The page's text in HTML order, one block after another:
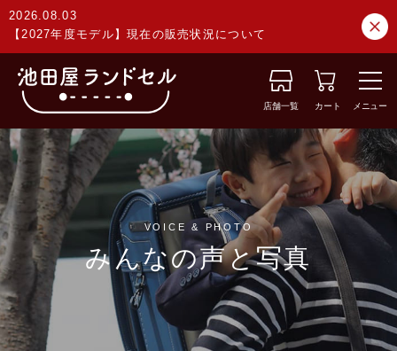
2026.08.03
【2027年度モデル】現在の販売状況について
店舗一覧 カート メニュー
VOICE & PHOTO
みんなの声と写真